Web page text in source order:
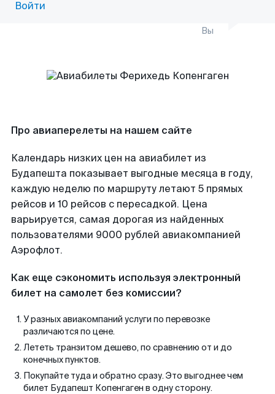
Войти
Вы
Про авиаперелеты на нашем сайте
Календарь низких цен на авиабилет из
Будапешта показывает выгодные месяца в году,
каждую неделю по маршруту летают 5 прямых
рейсов и 10 рейсов с пересадкой. Цена
варьируется, самая дорогая из найденных
пользователями 9000 рублей авиакомпанией
Аэрофлот.
Как еще сэкономить используя электронный
билет на самолет без комиссии?
У разных авиакомпаний услуги по перевозке
различаются по цене.
Лететь транзитом дешево, по сравнению от и до
конечных пунктов.
Покупайте туда и обратно сразу. Это выгоднее чем
билет Будапешт Копенгаген в одну сторону.